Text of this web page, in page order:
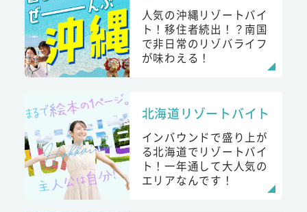
人気の沖縄リゾートバイ
ト！移住者続出！？南国
で非日常のリゾバライフ
が味わえる！
北海道リゾートバイト
インバウンドで盛り上が
る北海道でリゾートバイ
ト！一年通して大人気の
エリアなんです！